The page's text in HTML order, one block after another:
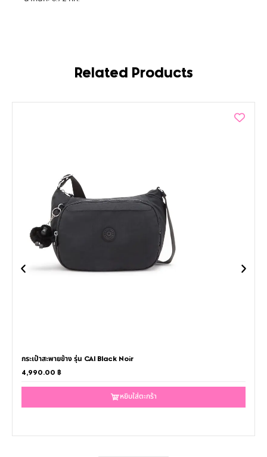
Related Products
กระเป๋าสะพายข้าง รุ่น CAI Black Noir
4,990.00 ฿
หยิบใส่ตะกร้า